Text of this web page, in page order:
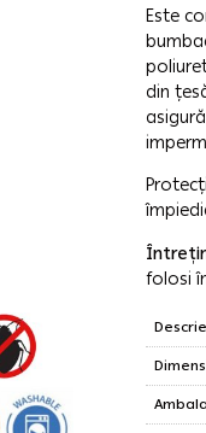
Este
din
folosi